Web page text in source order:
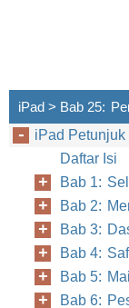
iPad > Bab 25:
iPad Petunjuk
Daftar Isi
Bab 1:
Bab 2:
Bab 3:
Bab 4:
Bab 5: Mail
Bab 6: